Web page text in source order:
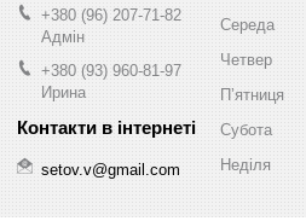
+380 (96) 207-71-82
Адмін
+380 (93) 960-81-97
Ирина
setov.v@gmail.com
Середа
Четвер
Пʼятниця
Субота
Неділя